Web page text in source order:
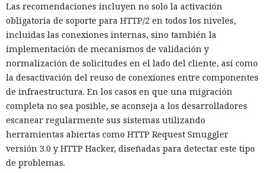
Las recomendaciones incluyen no solo la activación
obligatoria de soporte para HTTP/2 en todos los niveles,
incluidas las conexiones internas, sino también la
implementación de mecanismos de validación y
normalización de solicitudes en el lado del cliente, así como
la desactivación del reuso de conexiones entre componentes
de infraestructura. En los casos en que una migración
completa no sea posible, se aconseja a los desarrolladores
escanear regularmente sus sistemas utilizando
herramientas abiertas como HTTP Request Smuggler
versión 3.0 y HTTP Hacker, diseñadas para detectar este tipo
de problemas.